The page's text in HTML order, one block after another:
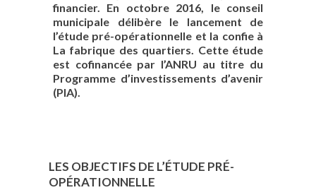
financier. En octobre 2016, le conseil
municipale délibère le lancement de
l’étude pré-opérationnelle et la confie à
La fabrique des quartiers. Cette étude
est cofinancée par l’ANRU au titre du
Programme d’investissements d’avenir
(PIA).
LES OBJECTIFS DE L’ÉTUDE PRÉ-
OPÉRATIONNELLE